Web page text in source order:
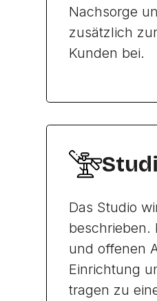
Nachsorge
zusätzlich
Kunden bei.
Das Studio
beschrieben.
und offenen
Einrichtung
tragen zu